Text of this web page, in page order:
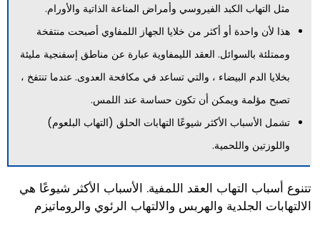
مثل التهاب الكبد الفيروسي وأمراض المناعة الذاتية والأورام.
هذا لأن واحدة أو أكثر من خلايا الجهاز اللمفاوي أصبحت منتفخة
وممتلئة بالسوائل. العقد الليمفاوية عبارة عن مناطق إسفنجية مليئة
بخلايا الدم البيضاء ، والتي تساعد في مكافحة العدوى. عندما تنتفخ ،
تصبح مؤلمة ويمكن أن تكون حساسة عند اللمس.
تشمل الأسباب الأكثر شيوعًا التهابات الحلق (التهاب البلعوم)
واللوزتين واللحمية.
تتنوع أسباب التهاب العقد اللمفية. الأسباب الأكثر شيوعًا هي
الالتهابات الجلدية والهربس والالتهاب الرئوي والروماتيزم